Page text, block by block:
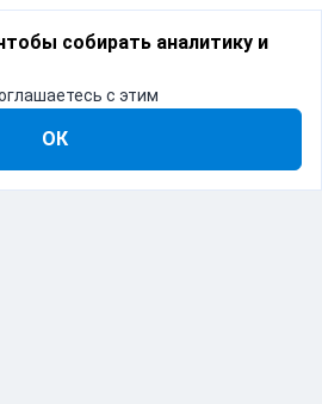
собирать аналитику и
с этим
ОК